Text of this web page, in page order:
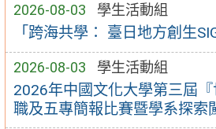
2026-08-03 學生活動組
「跨海共學： 臺日地方創生
2026-08-03 學生活動組
2026年中國文化大學第三屆
職及五專簡報比賽暨學系探索